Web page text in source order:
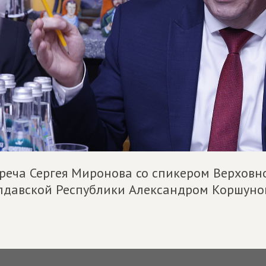
Сергея Миронова со спикером
Республики Александром